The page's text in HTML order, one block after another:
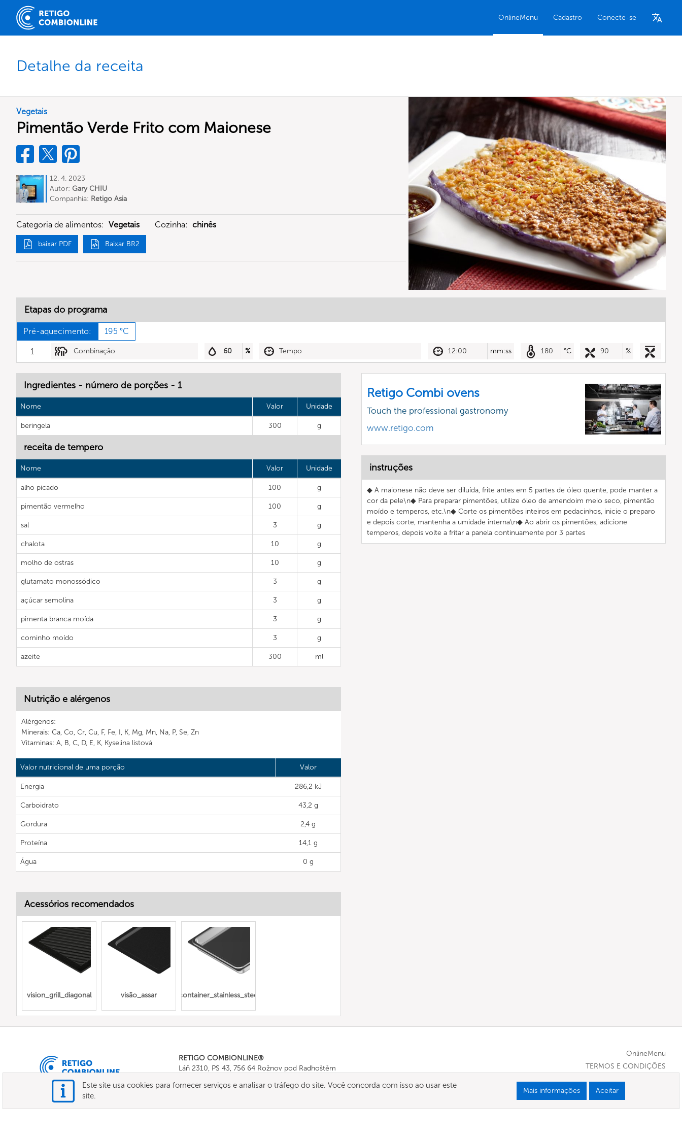
OnlineMenu Cadastro Conecte-se
Detalhe da receita
Vegetais
Pimentão Verde Frito com Maionese
12. 4. 2023
Autor: Gary CHIU
Companhia: Retigo Asia
Categoria de alimentos: Vegetais Cozinha: chinês
baixar PDF Baixar BR2
Etapas do programa
Pré-aquecimento: 195 °C
1 Combinação 60 % Tempo 12:00 mm:ss 180 °C 90 %
Ingredientes - número de porções - 1
Nome Valor Unidade
beringela 300 g
receita de tempero
Nome Valor Unidade
alho picado 100 g
pimentão vermelho 100 g
sal 3 g
chalota 10 g
molho de ostras 10 g
glutamato monossódico 3 g
açúcar semolina 3 g
pimenta branca moída 3 g
cominho moído 3 g
azeite 300 ml
Nutrição e alérgenos
Alérgenos:
Minerais: Ca, Co, Cr, Cu, F, Fe, I, K, Mg, Mn, Na, P, Se, Zn
Vitaminas: A, B, C, D, E, K, Kyselina listová
Valor nutricional de uma porção Valor
Energia 286,2 kJ
Carboidrato 43,2 g
Gordura 2,4 g
Proteína 14,1 g
Água 0 g
Retigo Combi ovens
Touch the professional gastronomy
www.retigo.com
instruções
◆ A maionese não deve ser diluída, frite antes em 5 partes de óleo quente, pode manter a
cor da pele\n◆ Para preparar pimentões, utilize óleo de amendoim meio seco, pimentão
moído e temperos, etc.\n◆ Corte os pimentões inteiros em pedacinhos, inicie o preparo
e depois corte, mantenha a umidade interna\n◆ Ao abrir os pimentões, adicione
temperos, depois volte a fritar a panela continuamente por 3 partes
Acessórios recomendados
vision_grill_diagonal visão_assar Gn_container_stainless_steel_full
RETIGO COMBIONLINE®
Láň 2310, PS 43, 756 64 Rožnov pod Radhoštěm
E-mail: info@combionline.com
OnlineMenu
TERMOS E CONDIÇÕES
Este site usa cookies para fornecer serviços e analisar o tráfego do site. Você concorda com isso ao usar este
site.
Mais informações Aceitar